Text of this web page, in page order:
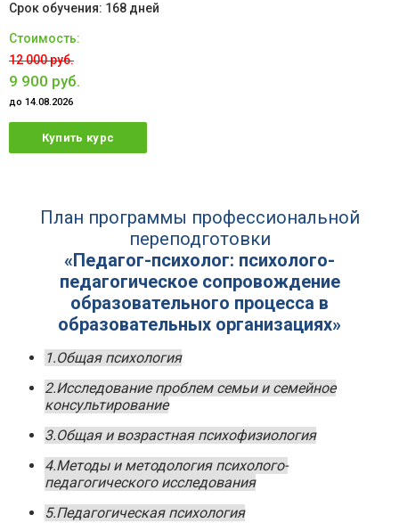
168 дней
12 000 руб.
9 900 руб.
до 14.08.2026
Купить курс
План программы профессиональной
переподготовки
«Педагог-психолог: психолого-
педагогическое сопровождение
образовательного процесса в
образовательных организациях»
1.Общая психология
2.Исследование проблем семьи и семейное
консультирование
3.Общая и возрастная психофизиология
4.Методы и методология психолого-
педагогического исследования
5.Педагогическая психология